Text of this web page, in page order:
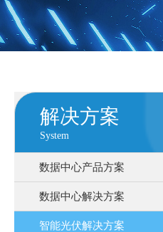
解决方案
System
数据中心产品方案
数据中心解决方案
智能光伏解决方案